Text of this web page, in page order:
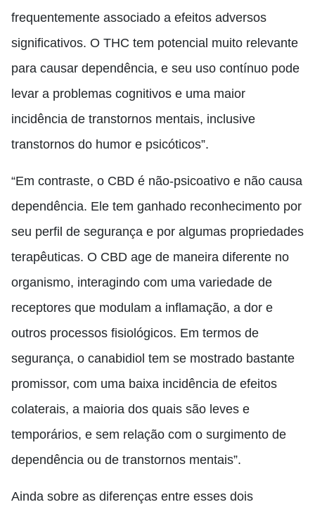
frequentemente associado a efeitos adversos
significativos. O THC tem potencial muito relevante
para causar dependência, e seu uso contínuo pode
levar a problemas cognitivos e uma maior
incidência de transtornos mentais, inclusive
transtornos do humor e psicóticos”.
“Em contraste, o CBD é não-psicoativo e não causa
dependência. Ele tem ganhado reconhecimento por
seu perfil de segurança e por algumas propriedades
terapêuticas. O CBD age de maneira diferente no
organismo, interagindo com uma variedade de
receptores que modulam a inflamação, a dor e
outros processos fisiológicos. Em termos de
segurança, o canabidiol tem se mostrado bastante
promissor, com uma baixa incidência de efeitos
colaterais, a maioria dos quais são leves e
temporários, e sem relação com o surgimento de
dependência ou de transtornos mentais”.
Ainda sobre as diferenças entre esses dois